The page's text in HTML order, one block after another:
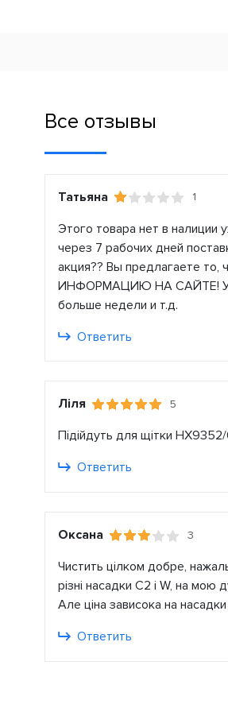
Все отзывы
Татьяна 1
Этого товара нет в
через 7 рабочих дней
акция?? Вы предлагаете то,
ИНФОРМАЦИЮ НА САЙТЕ!
больше недели и т.д.
Ответить
Ліля 5
Підійдуть для щітки
Ответить
Оксана 3
Чистить цілком добре,
різні насадки C2 і W, на мою
Але ціна зависока на насадки
Ответить